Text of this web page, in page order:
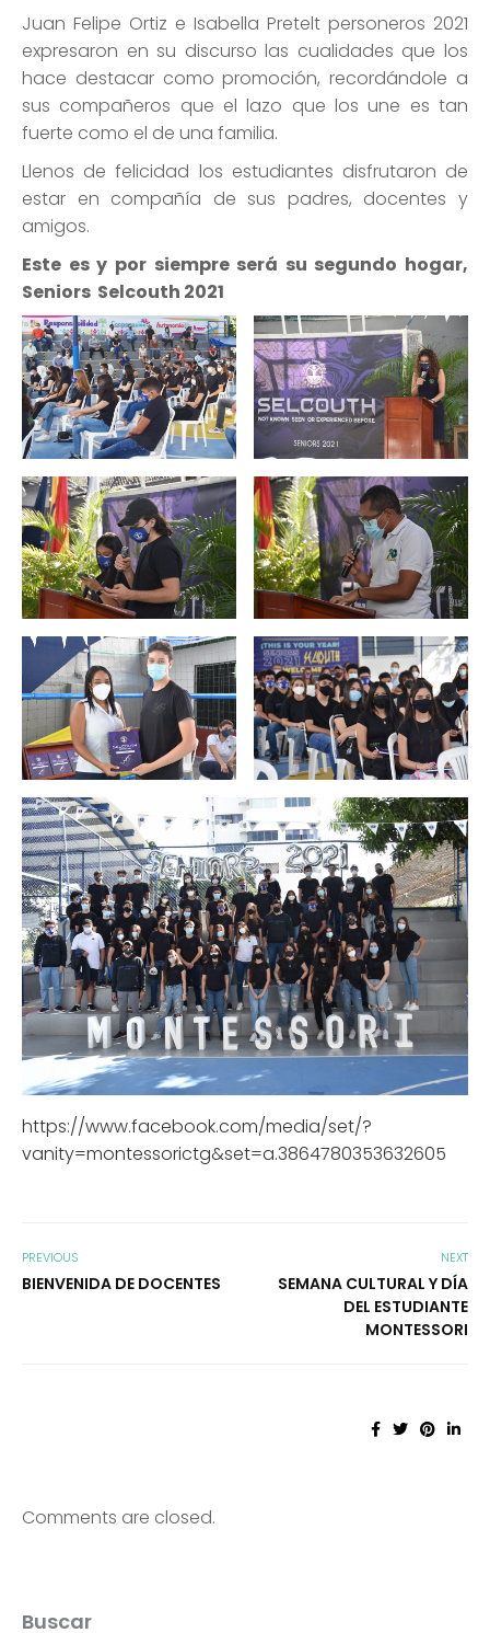
Juan Felipe Ortiz e Isabella Pretelt personeros 2021
expresaron en su discurso las cualidades que los
hace destacar como promoción, recordándole a
sus compañeros que el lazo que los une es tan
fuerte como el de una familia.
Llenos de felicidad los estudiantes disfrutaron de
estar en compañía de sus padres, docentes y
amigos.
Este es y por siempre será su segundo hogar,
Seniors Selcouth 2021
https://www.facebook.com/media/set/?
vanity=montessorictg&set=a.3864780353632605
PREVIOUS
BIENVENIDA DE DOCENTES
NEXT
SEMANA CULTURAL Y DÍA
DEL ESTUDIANTE
MONTESSORI
Comments are closed.
Buscar